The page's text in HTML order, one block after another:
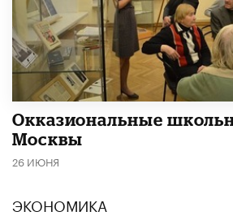
​Окказиональные
Москвы
26 ИЮНЯ
ЭКОНОМИКА